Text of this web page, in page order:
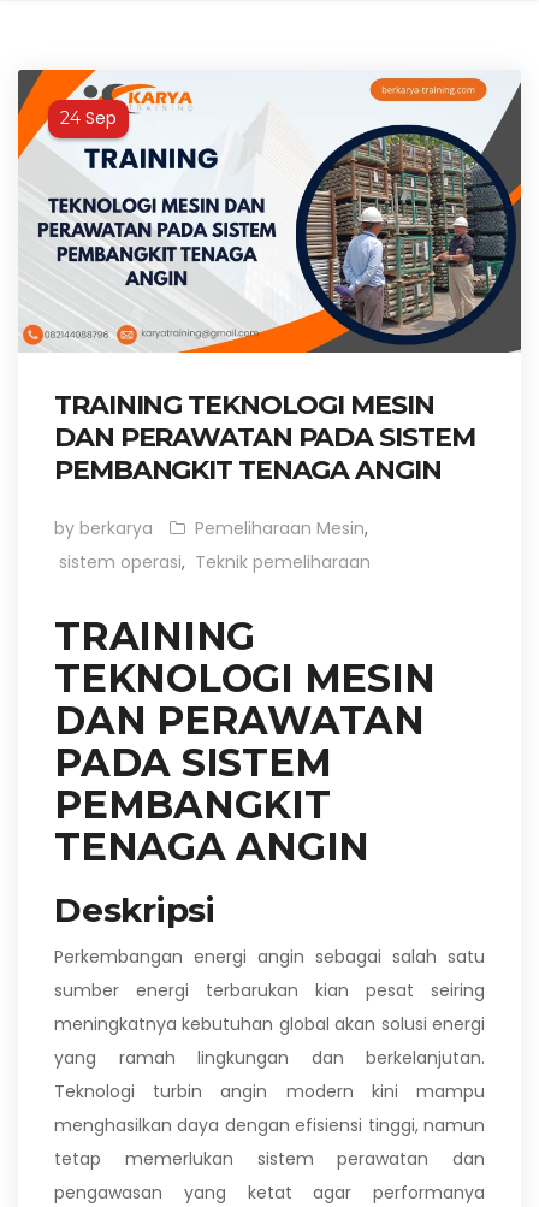
24 Sep
TRAINING TEKNOLOGI MESIN
DAN PERAWATAN PADA SISTEM
PEMBANGKIT TENAGA ANGIN
by berkarya Pemeliharaan Mesin,
sistem operasi, Teknik pemeliharaan
TRAINING
TEKNOLOGI MESIN
DAN PERAWATAN
PADA SISTEM
PEMBANGKIT
TENAGA ANGIN
Deskripsi
Perkembangan energi angin sebagai salah satu
sumber energi terbarukan kian pesat seiring
meningkatnya kebutuhan global akan solusi energi
yang ramah lingkungan dan berkelanjutan.
Teknologi turbin angin modern kini mampu
menghasilkan daya dengan efisiensi tinggi, namun
tetap memerlukan sistem perawatan dan
pengawasan yang ketat agar performanya